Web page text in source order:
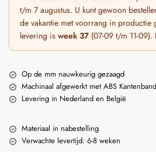
t/m 7 augustus. U kunt gewoon
de vakantie met voorrang in productie
levering is week 37 (07-09 t/m 11-
Op de mm nauwkeurig gezaagd
Machinaal afgewerkt met ABS Kantenband
Levering in Nederland en België
Materiaal in nabestelling
Verwachte levertijd: 6-8 weken